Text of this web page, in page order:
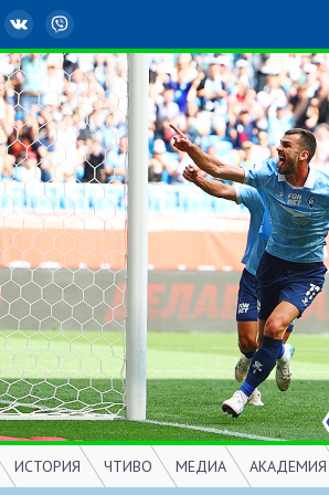
YouTubeВКонтакте
ИСТОРИЯ
ЧТИВО
МЕДИА
АКАДЕМИЯ